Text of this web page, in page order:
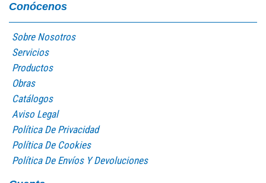
Conócenos
Sobre Nosotros
Servicios
Productos
Obras
Catálogos
Aviso Legal
Política De Privacidad
Política De Cookies
Política De Envíos Y Devoluciones